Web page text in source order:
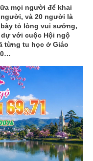
mọi người để khai
và 20 người là
tỏ lòng vui sướng,
với cuộc Hội ngộ
từng tu học ở Giáo